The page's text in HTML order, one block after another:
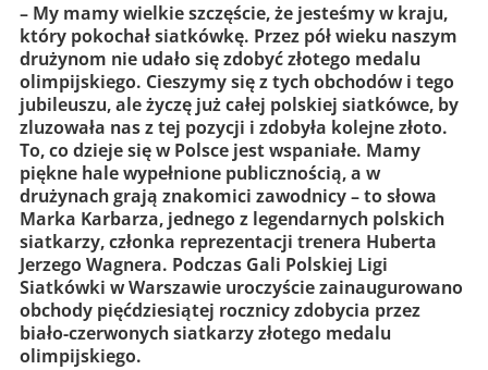
– My mamy wielkie szczęście, że jesteśmy w kraju,
który pokochał siatkówkę. Przez pół wieku naszym
drużynom nie udało się zdobyć złotego medalu
olimpijskiego. Cieszymy się z tych obchodów i tego
jubileuszu, ale życzę już całej polskiej siatkówce, by
zluzowała nas z tej pozycji i zdobyła kolejne złoto.
To, co dzieje się w Polsce jest wspaniałe. Mamy
piękne hale wypełnione publicznością, a w
drużynach grają znakomici zawodnicy – to słowa
Marka Karbarza, jednego z legendarnych polskich
siatkarzy, członka reprezentacji trenera Huberta
Jerzego Wagnera. Podczas Gali Polskiej Ligi
Siatkówki w Warszawie uroczyście zainaugurowano
obchody pięćdziesiątej rocznicy zdobycia przez
biało-czerwonych siatkarzy złotego medalu
olimpijskiego.